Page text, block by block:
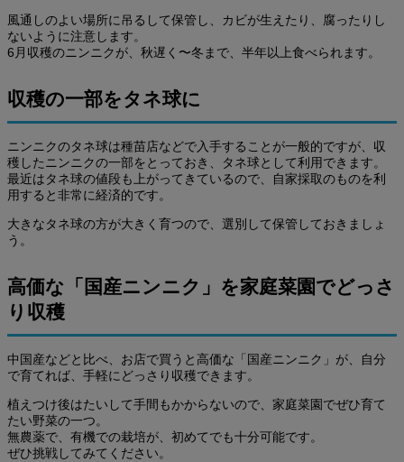
風通しのよい場所に吊るして保管し、カビが生えたり、腐ったりし
ないように注意します。
6月収穫のニンニクが、秋遅く〜冬まで、半年以上食べられます。
収穫の一部をタネ球に
ニンニクのタネ球は種苗店などで入手することが一般的ですが、収
穫したニンニクの一部をとっておき、タネ球として利用できます。
最近はタネ球の値段も上がってきているので、自家採取のものを利
用すると非常に経済的です。
大きなタネ球の方が大きく育つので、選別して保管しておきましょ
う。
高価な「国産ニンニク」を家庭菜園でどっさ
り収穫
中国産などと比べ、お店で買うと高価な「国産ニンニク」が、自分
で育てれば、手軽にどっさり収穫できます。
植えつけ後はたいして手間もかからないので、家庭菜園でぜひ育て
たい野菜の一つ。
無農薬で、有機での栽培が、初めてでも十分可能です。
ぜひ挑戦してみてください。